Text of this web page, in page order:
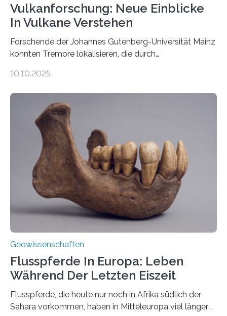
Vulkanforschung: Neue Einblicke
In Vulkane Verstehen
Forschende der Johannes Gutenberg-Universität Mainz
konnten Tremore lokalisieren, die durch
Vulkan? Was passiert in der Erde darunter? Wo
erzeugt durch Magma oder Gase, die sich durch
Schlote einen Weg nach oben bahnen? Jun.-Prof. Dr.
Miriam Christina Reiss, Vulkanseismologin an der
Johannes Gutenberg-Universität Mainz (JGU), und ihr
Team haben am Vulkan Oldoinyo Lengai in Tansania
solche Tremore lokalisiert. „Wir konnten die Tremore
nicht nur nachweisen, sondern ihren Ort in…
10.10.2025
Geowissenschaften
Flusspferde In Europa: Leben
Während Der Letzten Eiszeit
Flusspferde, die heute nur noch in Afrika südlich der
Sahara vorkommen, haben in Mitteleuropa viel länger